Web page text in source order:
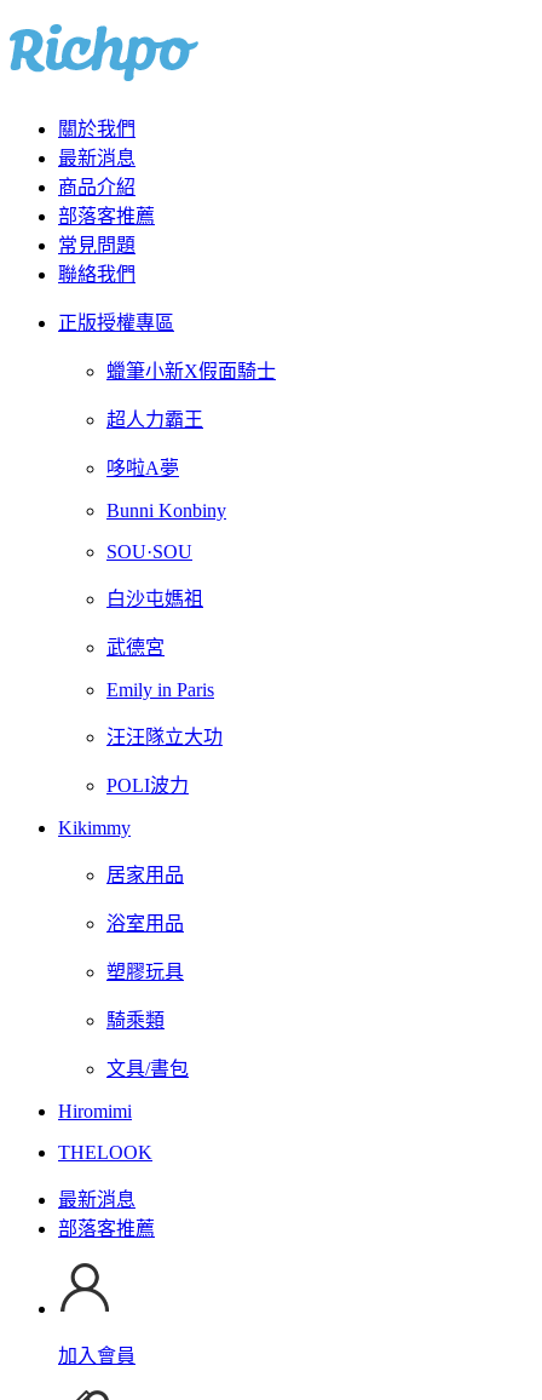
關於我們
最新消息
商品介紹
部落客推薦
常見問題
聯絡我們
正版授權專區
蠟筆小新X假面騎士
超人力霸王
哆啦A夢
Bunni Konbiny
SOU·SOU
白沙屯媽祖
武德宮
Emily in Paris
汪汪隊立大功
POLI波力
Kikimmy
居家用品
浴室用品
塑膠玩具
騎乘類
文具/書包
Hiromimi
THELOOK
最新消息
部落客推薦
加入會員